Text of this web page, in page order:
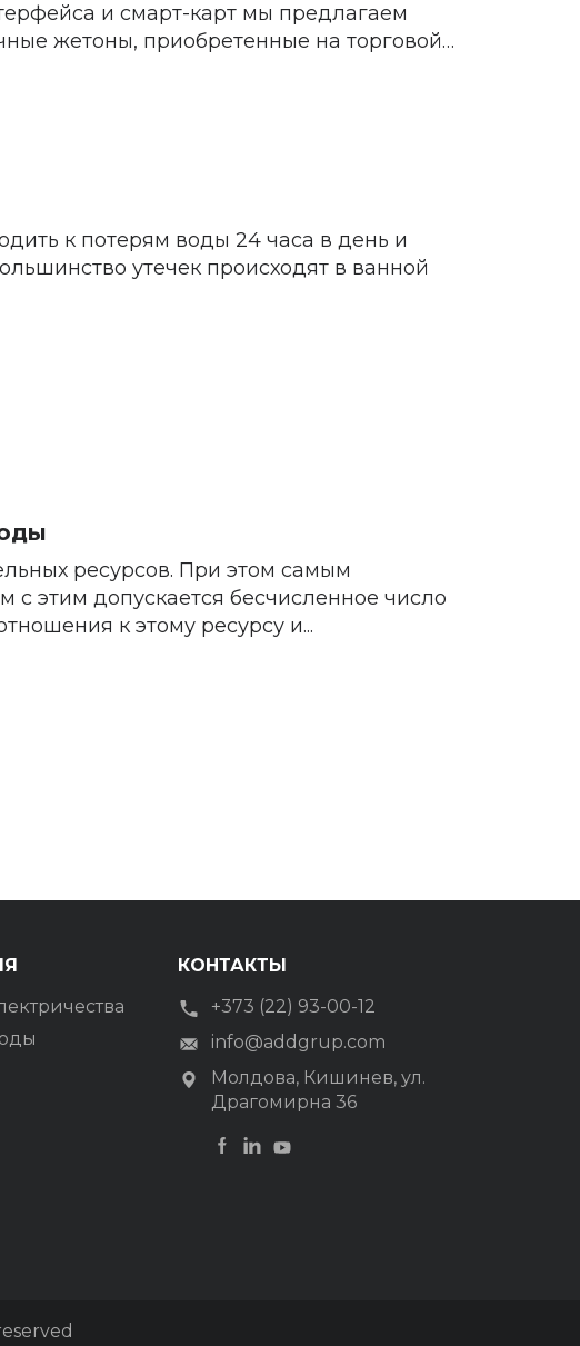
и смарт-карт мы предлагаем
жетоны, приобретенные на торговой
к потерям воды 24 часа в день и
утечек происходят в ванной
ресурсов. При этом самым
с этим допускается бесчисленное число
к этому ресурсу и...
КОНТАКТЫ
+373 (22) 93-00-12
info@addgrup.com
Молдова, Кишинев, ул.
Драгомирна 36